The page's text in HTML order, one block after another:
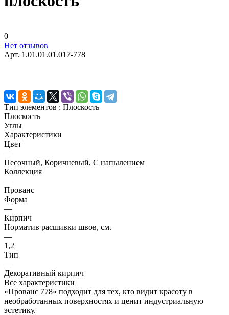
0
Нет отзывов
Арт. 1.01.01.01.017-778
Тип элементов : Плоскость
Плоскость
Углы
Характеристики
Цвет
—
Песочный, Коричневый, С напылением
Коллекция
—
Прованс
Форма
—
Кирпич
Норматив расшивки швов, см.
—
1,2
Тип
—
Декоративный кирпич
Все характеристики
«Прованс 778» подходит для тех, кто видит красоту в
необработанных поверхностях и ценит индустриальную
эстетику.